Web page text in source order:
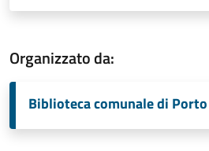
Organizzato da:
Biblioteca comunale di